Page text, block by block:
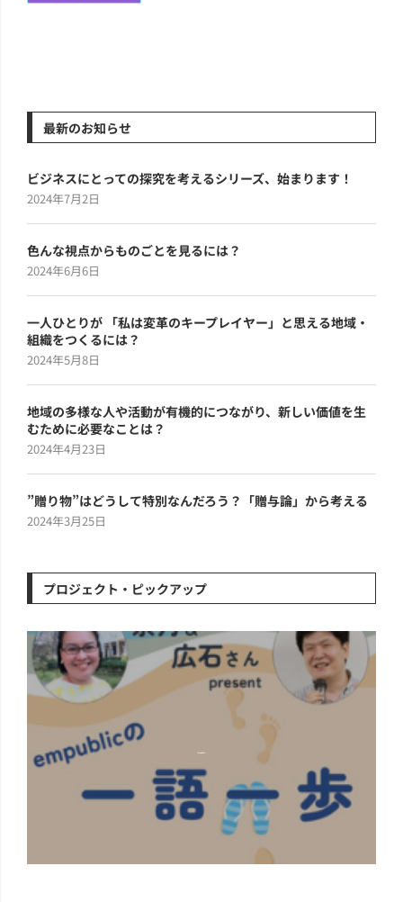
最新のお知らせ
ビジネスにとっての探究を考えるシリーズ、始まります！
2024年7月2日
色んな視点からものごとを見るには？
2024年6月6日
一人ひとりが 「私は変革のキープレイヤー」と思える地域・
組織をつくるには？
2024年5月8日
地域の多様な人や活動が有機的につながり、新しい価値を生
むために必要なことは？
2024年4月23日
”贈り物”はどうして特別なんだろう？「贈与論」から考える
2024年3月25日
プロジェクト・ピックアップ
『empubli...